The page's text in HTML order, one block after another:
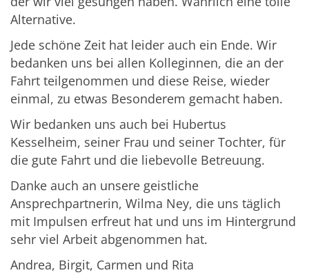
Alternative.
Jede schöne Zeit hat leider auch ein Ende. Wir
bedanken uns bei allen Kolleginnen, die an der
Fahrt teilgenommen und diese Reise, wieder
einmal, zu etwas Besonderem gemacht haben.
Wir bedanken uns auch bei Hubertus
Kesselheim, seiner Frau und seiner Tochter, für
die gute Fahrt und die liebevolle Betreuung.
Danke auch an unsere geistliche
Ansprechpartnerin, Wilma Ney, die uns täglich
mit Impulsen erfreut hat und uns im Hintergrund
sehr viel Arbeit abgenommen hat.
Andrea, Birgit, Carmen und Rita